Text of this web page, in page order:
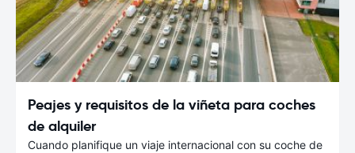
Peajes y requisitos de la viñeta para coches
de alquiler
Cuando planifique un viaje internacional con su coche de